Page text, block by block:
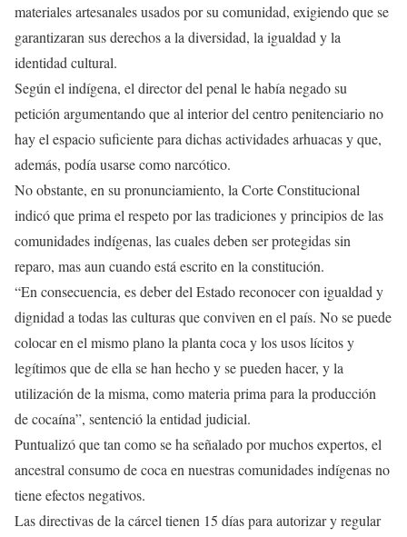
materiales artesanales usados por su comunidad, exigiendo que se
garantizaran sus derechos a la diversidad, la igualdad y la
identidad cultural.
Según el indígena, el director del penal le había negado su
petición argumentando que al interior del centro penitenciario no
hay el espacio suficiente para dichas actividades arhuacas y que,
además, podía usarse como narcótico.
No obstante, en su pronunciamiento, la Corte Constitucional
indicó que prima el respeto por las tradiciones y principios de las
comunidades indígenas, las cuales deben ser protegidas sin
reparo, mas aun cuando está escrito en la constitución.
“En consecuencia, es deber del Estado reconocer con igualdad y
dignidad a todas las culturas que conviven en el país. No se puede
colocar en el mismo plano la planta coca y los usos lícitos y
legítimos que de ella se han hecho y se pueden hacer, y la
utilización de la misma, como materia prima para la producción
de cocaína”, sentenció la entidad judicial.
Puntualizó que tan como se ha señalado por muchos expertos, el
ancestral consumo de coca en nuestras comunidades indígenas no
tiene efectos negativos.
Las directivas de la cárcel tienen 15 días para autorizar y regular